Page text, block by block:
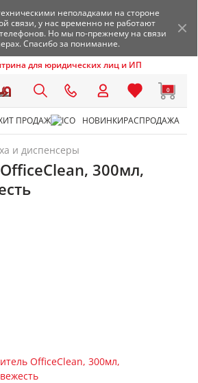
неполадками на стороне
связи, у нас временно не работают
Но мы по-прежнему на связи
Спасибо за понимание.
для юридических лиц и ИП
0
ПРОДАЖ НОВИНКИРАСПРОДАЖА
и диспенсеры
300мл,